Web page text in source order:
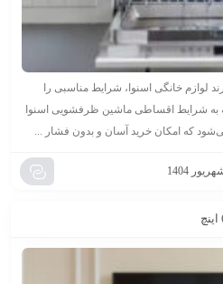
لوازم خانگی اسنوا، شرایط مناسبی را
به شرایط اقساطی ماشین ظرفشویی اسنوا
که امکان خرید آسان و بدون فشار ...